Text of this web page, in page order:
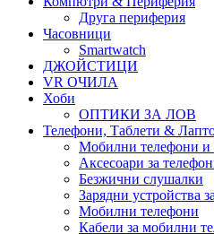
Друга периферия
Часовници
Smartwatch
ДЖОЙСТИЦИ
VR ОЧИЛА
Хоби
ОПТИКИ ЗА ЛОВ
Телефони, Таблети &
Мобилни телефони и
Аксесоари за
Безжични слушалки
Зарядни устройства
Мобилни телефони
Кабели за мобилни